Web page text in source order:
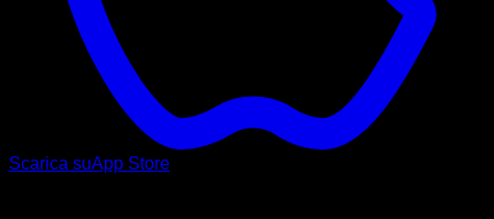
Scarica suApp Store